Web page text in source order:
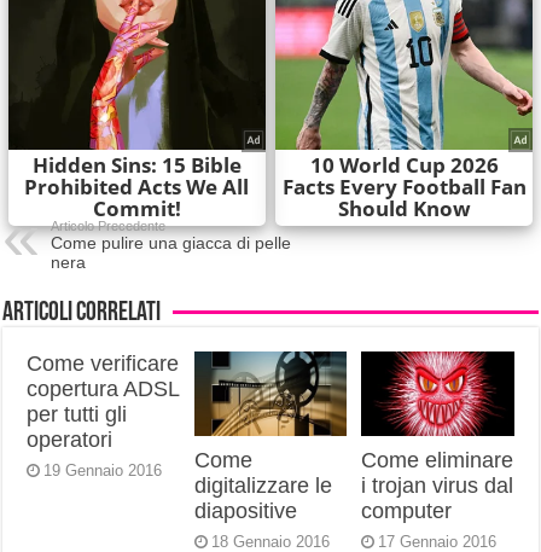
Articolo Precedente
Come pulire una giacca di pelle
nera
Articoli correlati
Come verificare
copertura ADSL
per tutti gli
operatori
19 Gennaio 2016
Come
digitalizzare le
diapositive
18 Gennaio 2016
Come eliminare
i trojan virus dal
computer
17 Gennaio 2016